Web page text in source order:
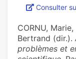
Consulter
CORNU,
Bertrand (dir.).
problèmes et